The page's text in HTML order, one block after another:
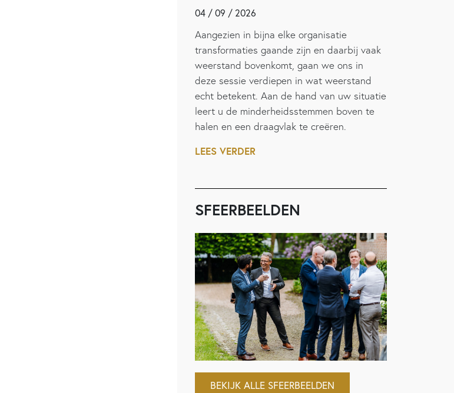
04 / 09 / 2026
Aangezien in bijna elke organisatie
transformaties gaande zijn en daarbij vaak
weerstand bovenkomt, gaan we ons in
deze sessie verdiepen in wat weerstand
echt betekent. Aan de hand van uw situatie
leert u de minderheidsstemmen boven te
halen en een draagvlak te creëren.
LEES VERDER
SFEERBEELDEN
BEKIJK ALLE SFEERBEELDEN